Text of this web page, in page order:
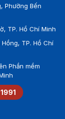
Phường Bến
TP. Hồ Chí Minh
TP. Hồ Chí
Phần mềm